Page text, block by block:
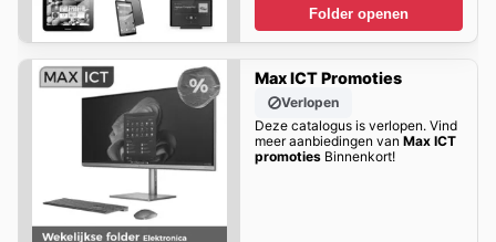
Folder openen
Max ICT Promoties
Verlopen
Deze catalogus is verlopen. Vind
meer aanbiedingen van Max ICT
promotiesBinnenkort!